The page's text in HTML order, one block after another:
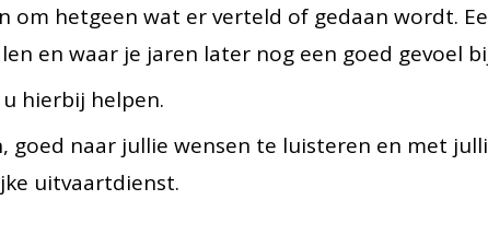
om hetgeen wat er verteld of gedaan wordt.
en waar je jaren later nog een goed gevoel
hierbij helpen.
naar jullie wensen te luisteren en met
uitvaartdienst.